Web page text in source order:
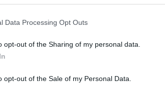
Data Processing Opt Outs
opt-out of the Sharing of my personal data.
opt-out of the Sale of my Personal Data.